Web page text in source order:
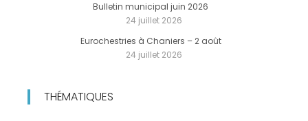
Bulletin municipal juin 2026
24 juillet 2026
Eurochestries à Chaniers – 2 août
24 juillet 2026
THÉMATIQUES